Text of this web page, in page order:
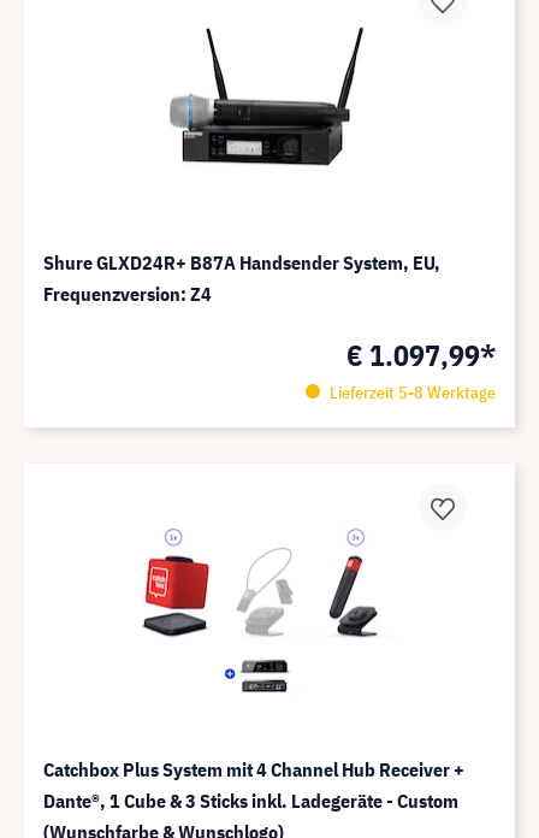
Shure GLXD24R+ B87A Handsender System, EU,
Frequenzversion: Z4
€ 1.097,99*
Lieferzeit 5-8 Werktage
Catchbox Plus System mit 4 Channel Hub Receiver +
Dante®️, 1 Cube & 3 Sticks inkl. Ladegeräte - Custom
(Wunschfarbe & Wunschlogo)